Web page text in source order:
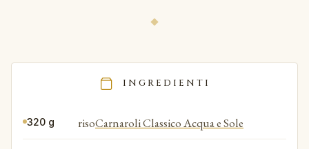
INGREDIENTI
320 g risoCarnaroli Classico Acqua e Sole